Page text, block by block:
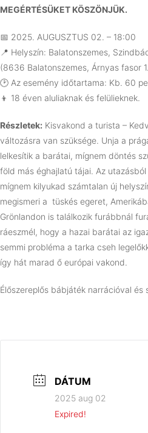
MEGÉRTÉSÜKET KÖSZÖNJÜK.
📅 2025. AUGUSZTUS 02. – 18:00
📍 Helyszín: Balatonszemes,
(8636 Balatonszemes, Árnyas fasor
🕑 Az esemény időtartama: Kb. 60
👦 18 éven aluliaknak és felülieknek.
Részletek: Kisvakond a turista –
változásra van szüksége. Unja a
lelkesítik a barátai, mígnem döntés
föld más éghajlatú tájai. Az
mígnem kilyukad számtalan új
megismeri a tüskés egeret,
Grönlandon is találkozik furábbnál
ráeszmél, hogy a hazai barátai az
semmi probléma a tarka cseh
így hát marad ő európai vakond.
Élőszereplős bábjáték narrációval és
DÁTUM
2025 aug 02
Expired!